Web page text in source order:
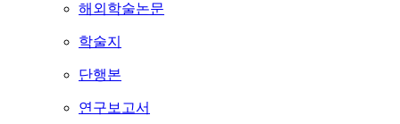
해외학술논문
학술지
단행본
연구보고서